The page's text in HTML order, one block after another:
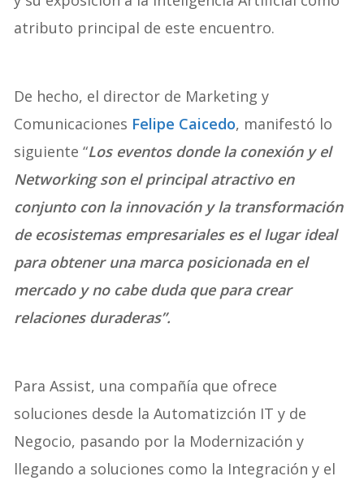
atributo principal de este encuentro.
De hecho, el director de Marketing y
Comunicaciones Felipe Caicedo, manifestó lo
siguiente “Los eventos donde la conexión y el
Networking son el principal atractivo en
conjunto con la innovación y la transformación
de ecosistemas empresariales es el lugar ideal
para obtener una marca posicionada en el
mercado y no cabe duda que para crear
relaciones duraderas”.
Para Assist, una compañía que ofrece
soluciones desde la Automatizción IT y de
Negocio, pasando por la Modernización y
llegando a soluciones como la Integración y el